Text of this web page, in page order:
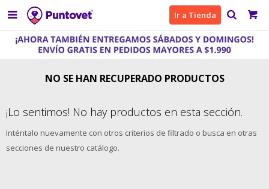
 Ir a Tienda
NO SE HAN RECUPERADO PRODUCTOS
¡Lo sentimos! No hay productos en esta sección.
Inténtalo nuevamente con otros criterios de filtrado o busca en otras
secciones de nuestro catálogo.